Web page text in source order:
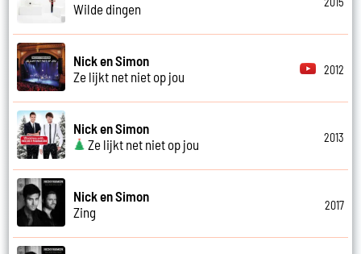
Wilde dingen
Nick en Simon
Ze lijkt net niet op jou
2012
Nick en Simon
Ze lijkt net niet op jou
2013
Nick en Simon
Zing
2017